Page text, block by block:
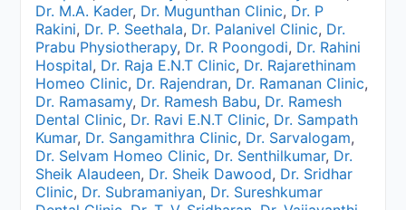
Dr. M.A. Kader, Dr. Mugunthan Clinic, Dr. P
Rakini, Dr. P. Seethala, Dr. Palanivel Clinic, Dr.
Prabu Physiotherapy, Dr. R Poongodi, Dr. Rahini
Hospital, Dr. Raja E.N.T Clinic, Dr. Rajarethinam
Homeo Clinic, Dr. Rajendran, Dr. Ramanan Clinic,
Dr. Ramasamy, Dr. Ramesh Babu, Dr. Ramesh
Dental Clinic, Dr. Ravi E.N.T Clinic, Dr. Sampath
Kumar, Dr. Sangamithra Clinic, Dr. Sarvalogam,
Dr. Selvam Homeo Clinic, Dr. Senthilkumar, Dr.
Sheik Alaudeen, Dr. Sheik Dawood, Dr. Sridhar
Clinic, Dr. Subramaniyan, Dr. Sureshkumar